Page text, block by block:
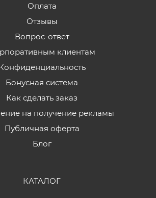
Оплата
Отзывы
Вопрос-ответ
клиентам
Бонусная система
Как сделать заказ
на получение рекламы
Публичная оферта
Блог
КАТАЛОГ